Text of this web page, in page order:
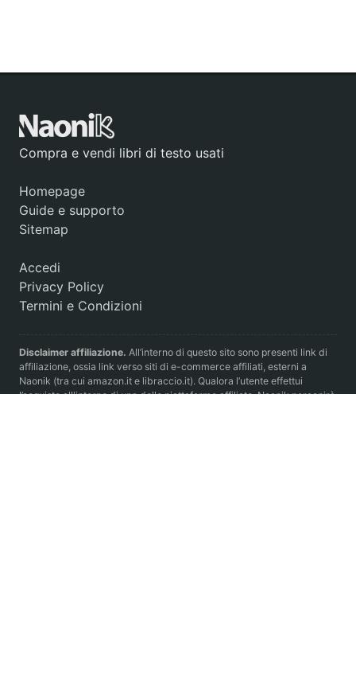
Compra e vendi libri di testo usati
Homepage
Guide e supporto
Sitemap
Accedi
Privacy Policy
Termini e Condizioni